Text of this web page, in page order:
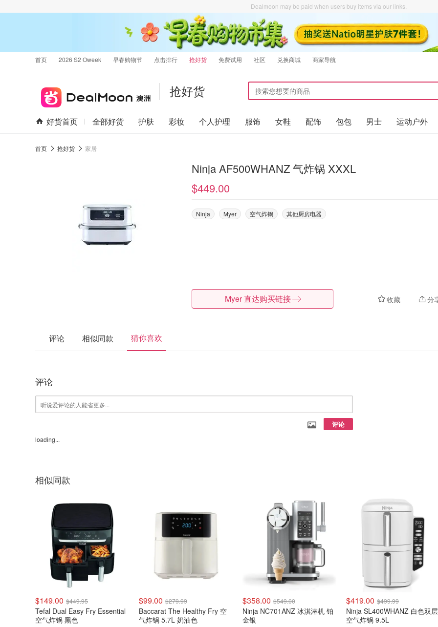
Dealmoon may be paid when users buy items via our links.
首页 2026 S2 Oweek 早春购物节 点击排行 抢好货 免费试用 社区 兑换商城 商家导航
抢好货
好货首页 全部好货 护肤 彩妆 个人护理 服饰 女鞋 配饰 包包 男士 运动户外
首页 抢好货 家居
Ninja AF500WHANZ 气炸锅 XXXL
$449.00
Ninja Myer 空气炸锅 其他厨房电器
收藏 分
Myer 直达购买链接
评论 相似同款 猜你喜欢
评论
评论
loading...
相似同款
$149.00 $449.95
Tefal Dual Easy Fry Essential
空气炸锅 黑色
$99.00 $279.99
Baccarat The Healthy Fry 空
气炸锅 5.7L 奶油色
$358.00 $549.00
Ninja NC701ANZ 冰淇淋机 铂
金银
$419.00 $499.99
Ninja SL400WHANZ 白色双层
空气炸锅 9.5L